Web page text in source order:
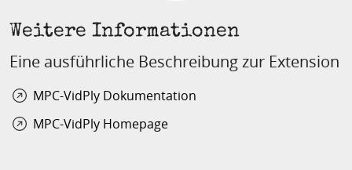
Weitere Informationen
Eine ausführliche Beschreibung zur Extension
MPC-VidPly Dokumentation
MPC-VidPly Homepage